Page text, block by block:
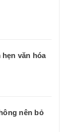
văn hóa
nên bỏ